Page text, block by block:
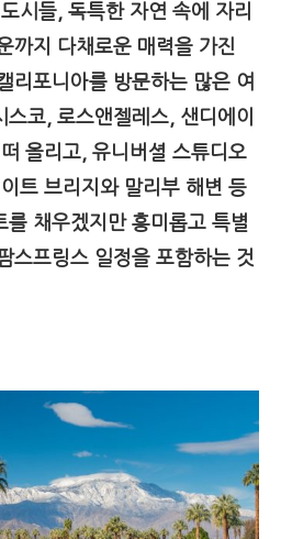
시들, 독특한 자연 속에 자리
까지 다채로운 매력을 가진
리포니아를 방문하는 많은 여
코, 로스앤젤레스, 샌디에이
올리고, 유니버셜 스튜디오
트 브리지와 말리부 해변 등
를 채우겠지만 흥미롭고 특별
스프링스 일정을 포함하는 것